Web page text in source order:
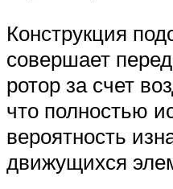
Конструкция
совершает
ротор за счет
что полностью
вероятность
движущихся